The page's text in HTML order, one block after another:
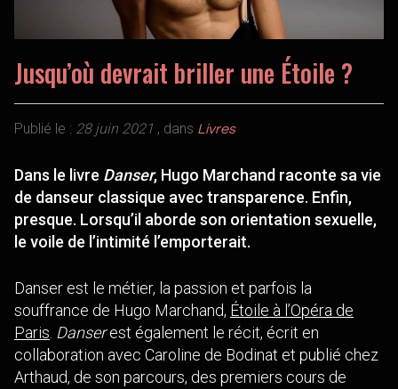
Jusqu’où devrait briller une Étoile ?
Publié le : 28 juin 2021 , dans Livres
Dans le livre Danser, Hugo Marchand raconte sa vie
de danseur classique avec transparence. Enfin,
presque. Lorsqu’il aborde son orientation sexuelle,
le voile de l’intimité l’emporterait.
Danser est le métier, la passion et parfois la
souffrance de Hugo Marchand, Étoile à l’Opéra de
Paris. Danserest également le récit, écrit en
collaboration avec Caroline de Bodinat et publié chez
Arthaud, de son parcours, des premiers cours de